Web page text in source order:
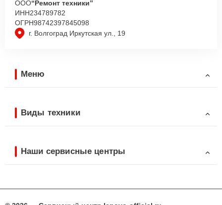
г. Волгоград Иркутская ул., 19
ООО“Ремонт техники”
ИНН234789782
ОГРН98742397845098
Меню
Виды техники
Наши сервисные центры